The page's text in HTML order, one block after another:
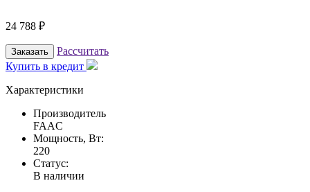
24 788 ₽
Заказать
Рассчитать
Купить в кредит
Характеристики
Производитель
FAAC
Мощность, Вт:
220
Статус:
В наличии